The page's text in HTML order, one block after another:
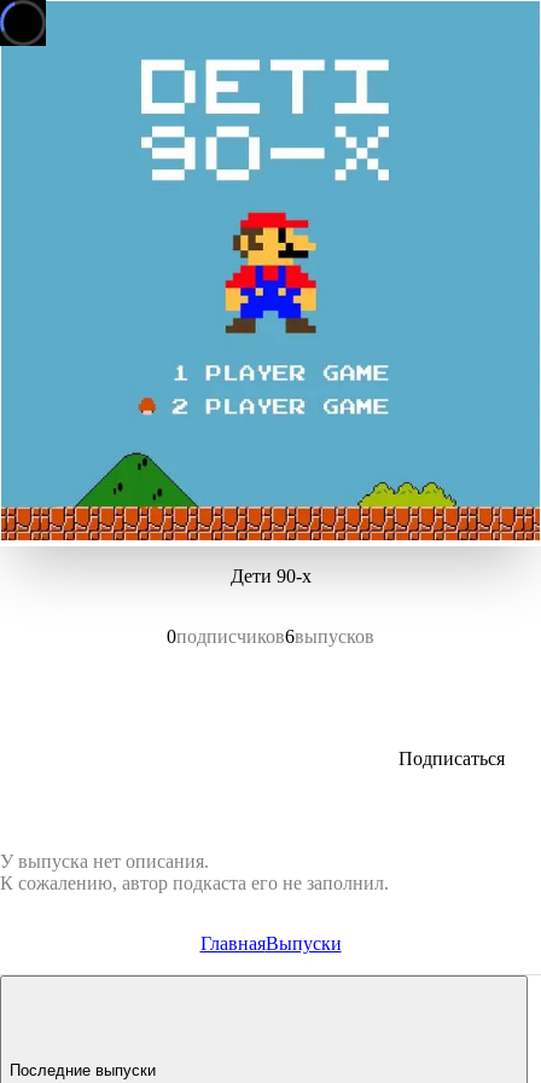
Дети 90-х
0подписчиков6выпусков
Подписаться
У выпуска нет описания.
К сожалению, автор подкаста его не заполнил.
ГлавнаяВыпуски
Последние выпуски